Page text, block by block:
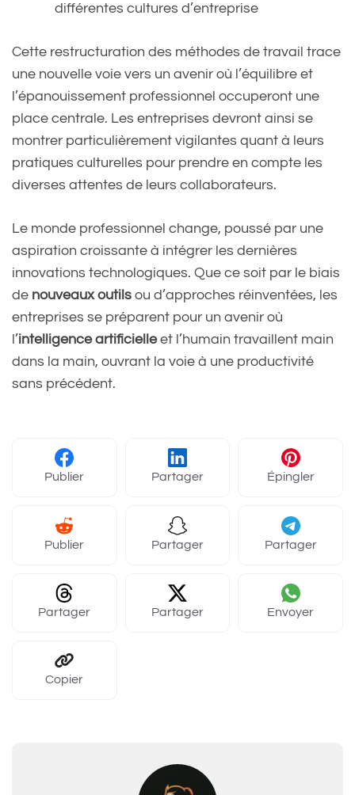
différentes cultures d’entreprise
Cette restructuration des méthodes de travail trace
une nouvelle voie vers un avenir où l’équilibre et
l’épanouissement professionnel occuperont une
place centrale. Les entreprises devront ainsi se
montrer particulièrement vigilantes quant à leurs
pratiques culturelles pour prendre en compte les
diverses attentes de leurs collaborateurs.
Le monde professionnel change, poussé par une
aspiration croissante à intégrer les dernières
innovations technologiques. Que ce soit par le biais
de nouveaux outils ou d’approches réinventées, les
entreprises se préparent pour un avenir où
l’intelligence artificielleet l’humain travaillent main
dans la main, ouvrant la voie à une productivité
sans précédent.
Publier Partager Épingler
Publier Partager Partager
Partager Partager Envoyer
Copier